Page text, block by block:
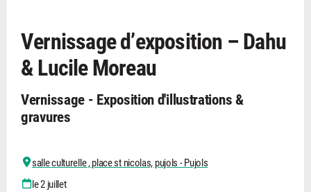
Vernissage d’exposition – Dahu
& Lucile Moreau
Vernissage - Exposition d'illustrations &
gravures
salle culturelle , place st nicolas, pujols - Pujols
le 2 juillet